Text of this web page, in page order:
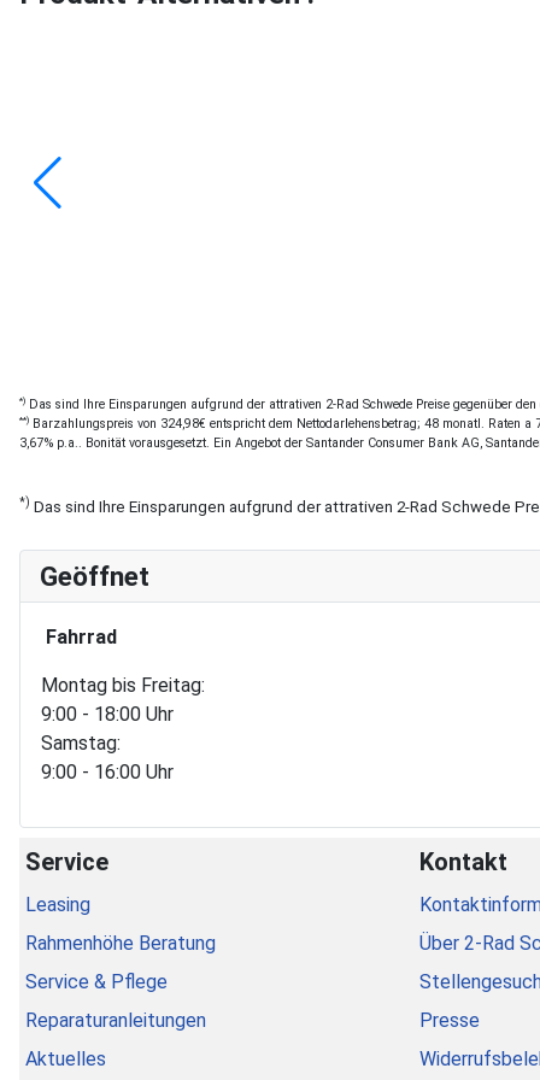
*) Das sind Ihre Einsparungen aufgrund der attrativen 2-Rad Schwede Preise gegenüber
**) Barzahlungspreis von 324,98€ entspricht dem Nettodarlehensbetrag; 48 monatl. Raten
3,67% p.a.. Bonität vorausgesetzt. Ein Angebot der Santander Consumer Bank AG,
*) Das sind Ihre Einsparungen aufgrund der attrativen 2-Rad Schwede
Geöffnet
Fahrrad
Montag bis Freitag:
9:00 - 18:00 Uhr
Samstag:
9:00 - 16:00 Uhr
Service
Leasing
Rahmenhöhe Beratung
Service & Pflege
Reparaturanleitungen
Aktuelles
Kontakt
Über 2-Rad
Presse